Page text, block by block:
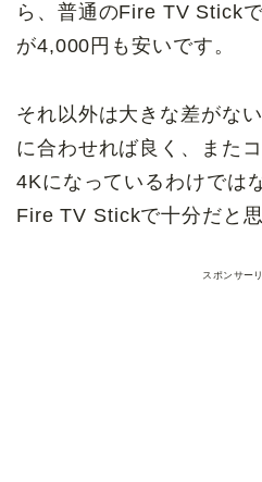
ら、普通のFire TV Stick
が4,000円も安いです。
それ以外は大きな差がな
に合わせれば良く、また
4Kになっているわけでは
Fire TV Stickで十分だと思
スポンサー